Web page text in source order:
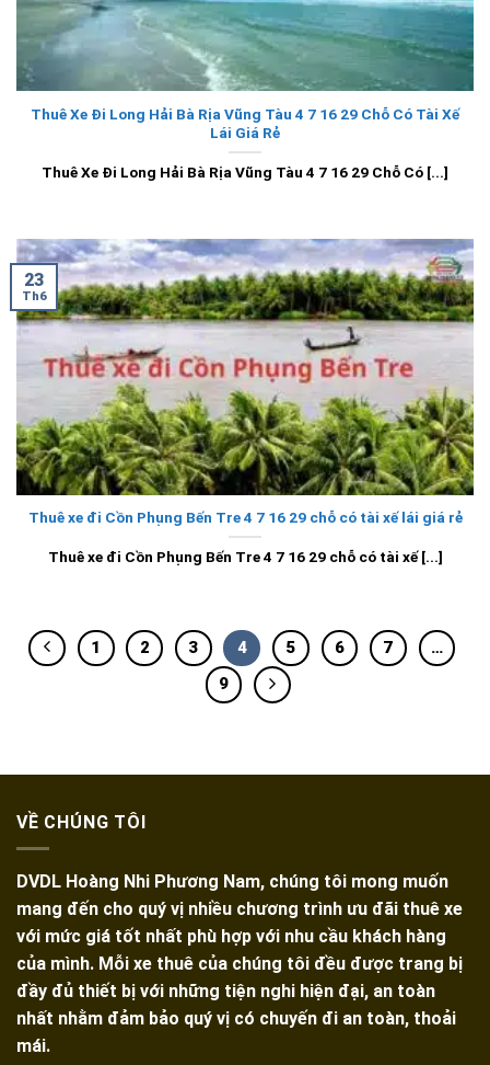
Thuê Xe Đi Long Hải Bà Rịa Vũng Tàu 4 7 16 29 Chỗ Có Tài Xế
Lái Giá Rẻ
Thuê Xe Đi Long Hải Bà Rịa Vũng Tàu 4 7 16 29 Chỗ Có [...]
Thuê xe đi Cồn Phụng Bến Tre 4 7 16 29 chỗ có tài xế lái giá rẻ
Thuê xe đi Cồn Phụng Bến Tre 4 7 16 29 chỗ có tài xế [...]
23
Th6
1 2 3 4 5 6 7
…
9
VỀ CHÚNG TÔI
DVDL Hoàng Nhi Phương Nam, chúng tôi mong muốn
mang đến cho quý vị nhiều chương trình ưu đãi thuê xe
với mức giá tốt nhất phù hợp với nhu cầu khách hàng
của mình. Mỗi xe thuê của chúng tôi đều được trang bị
đầy đủ thiết bị với những tiện nghi hiện đại, an toàn
nhất nhằm đảm bảo quý vị có chuyến đi an toàn, thoải
mái.